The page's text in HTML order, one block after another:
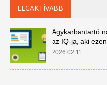
LEGAKTÍVABB
Agykarbantartó
az IQ-ja, aki
2026.02.11